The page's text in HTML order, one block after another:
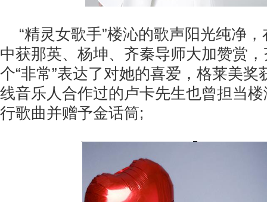
“精灵女歌手”楼沁的歌声阳光纯净
中获那英、杨坤、齐秦导师大加赞赏
个“非常”表达了对她的喜爱，格莱美奖
线音乐人合作过的卢卡先生也曾担当
行歌曲并赠予金话筒;